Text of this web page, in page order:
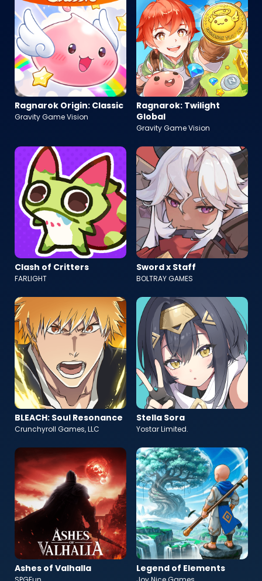
Ragnarok Origin: Classic
Gravity Game Vision
Ragnarok: Twilight
Global
Gravity Game Vision
Clash of Critters
FARLIGHT
Sword x Staff
BOLTRAY GAMES
BLEACH: Soul Resonance
Crunchyroll Games, LLC
Stella Sora
Yostar Limited.
Ashes of Valhalla Legend of Elements